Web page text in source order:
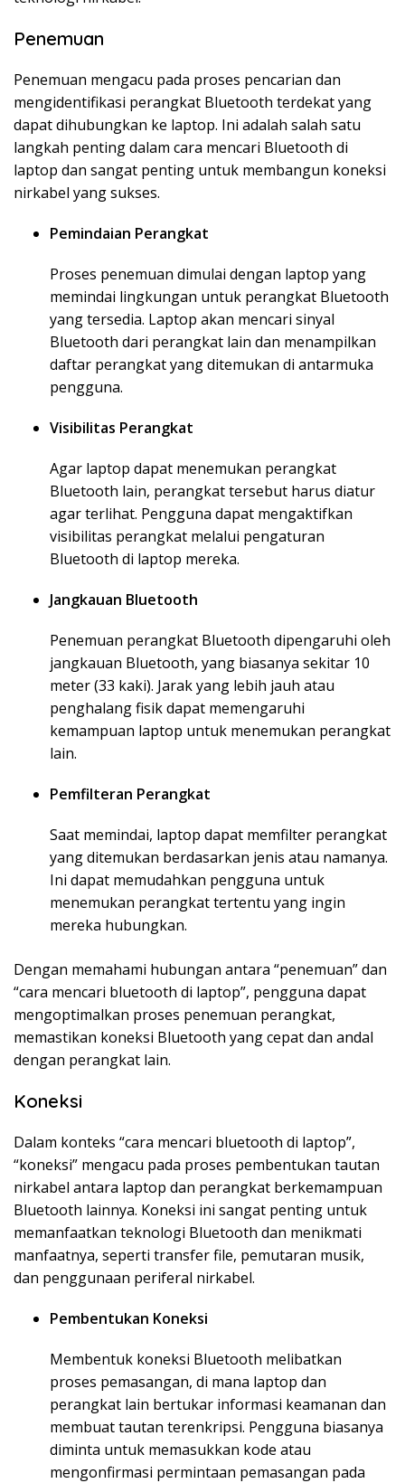
Penemuan
Penemuan mengacu pada proses pencarian dan
mengidentifikasi perangkat Bluetooth terdekat yang
dapat dihubungkan ke laptop. Ini adalah salah satu
langkah penting dalam cara mencari Bluetooth di
laptop dan sangat penting untuk membangun koneksi
nirkabel yang sukses.
Pemindaian Perangkat
Proses penemuan dimulai dengan laptop yang
memindai lingkungan untuk perangkat Bluetooth
yang tersedia. Laptop akan mencari sinyal
Bluetooth dari perangkat lain dan menampilkan
daftar perangkat yang ditemukan di antarmuka
pengguna.
Visibilitas Perangkat
Agar laptop dapat menemukan perangkat
Bluetooth lain, perangkat tersebut harus diatur
agar terlihat. Pengguna dapat mengaktifkan
visibilitas perangkat melalui pengaturan
Bluetooth di laptop mereka.
Jangkauan Bluetooth
Penemuan perangkat Bluetooth dipengaruhi oleh
jangkauan Bluetooth, yang biasanya sekitar 10
meter (33 kaki). Jarak yang lebih jauh atau
penghalang fisik dapat memengaruhi
kemampuan laptop untuk menemukan perangkat
lain.
Pemfilteran Perangkat
Saat memindai, laptop dapat memfilter perangkat
yang ditemukan berdasarkan jenis atau namanya.
Ini dapat memudahkan pengguna untuk
menemukan perangkat tertentu yang ingin
mereka hubungkan.
Dengan memahami hubungan antara “penemuan” dan
“cara mencari bluetooth di laptop”, pengguna dapat
mengoptimalkan proses penemuan perangkat,
memastikan koneksi Bluetooth yang cepat dan andal
dengan perangkat lain.
Koneksi
Dalam konteks “cara mencari bluetooth di laptop”,
“koneksi” mengacu pada proses pembentukan tautan
nirkabel antara laptop dan perangkat berkemampuan
Bluetooth lainnya. Koneksi ini sangat penting untuk
memanfaatkan teknologi Bluetooth dan menikmati
manfaatnya, seperti transfer file, pemutaran musik,
dan penggunaan periferal nirkabel.
Pembentukan Koneksi
Membentuk koneksi Bluetooth melibatkan
proses pemasangan, di mana laptop dan
perangkat lain bertukar informasi keamanan dan
membuat tautan terenkripsi. Pengguna biasanya
diminta untuk memasukkan kode atau
mengonfirmasi permintaan pemasangan pada